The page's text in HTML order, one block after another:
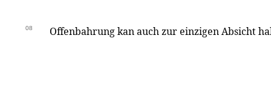
08 Offenbahrung kan auch zur einzigen Absicht